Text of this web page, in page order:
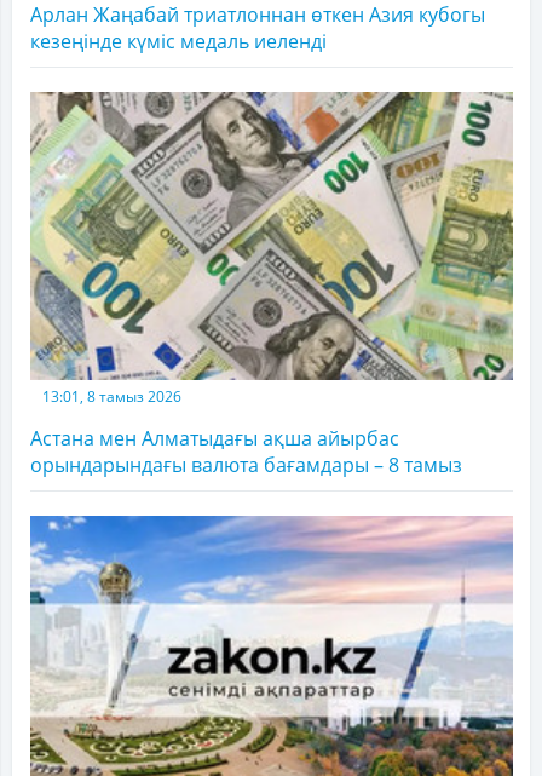
Арлан Жаңабай триатлоннан өткен Азия кубогы
кезеңінде күміс медаль иеленді
13:01, 8 тамыз 2026
Астана мен Алматыдағы ақша айырбас
орындарындағы валюта бағамдары – 8 тамыз